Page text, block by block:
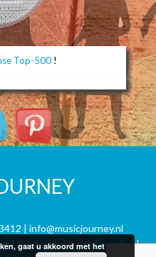
Top-500 !
| info@musicjourney.nl
| Privacyverklaring| colofon |
gaat u akkoord met het